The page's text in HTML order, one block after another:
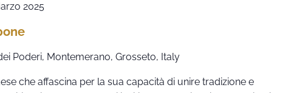
2025
Poderi, Montemerano, Grosseto, Italy
che affascina per la sua capacità di unire tradizione e